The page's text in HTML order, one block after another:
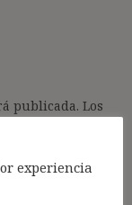
publicada. Los
experiencia